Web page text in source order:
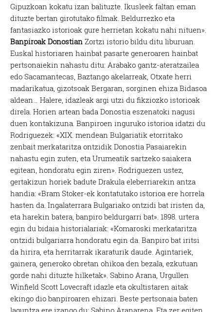
Gipuzkoan kokatu izan balituzte. Ikusleek faltan eman
dituzte bertan girotutako filmak. Beldurrezko eta
fantasiazko istorioak gure herrietan kokatu nahi nituen».
Banpiroak Donostian Zortzi istorio bildu ditu liburuan.
Euskal historiaren hainbat pasarte generoaren hainbat
pertsonaiekin nahastu ditu: Arabako gantz-ateratzailea
edo Sacamantecas, Baztango akelarreak, Otxate herri
madarikatua, gizotsoak Bergaran, sorginen ehiza Bidasoa
aldean… Halere, idazleak argi utzi du fikziozko istorioak
direla. Horien artean bada Donostia eszenatoki nagusi
duen kontakizuna. Banpiroen inguruko istorioa idatzi du
Rodriguezek: «XIX. mendean Bulgariatik etorritako
zenbait merkataritza ontzidik Donostia Pasaiarekin
nahastu egin zuten, eta Urumeatik sartzeko saiakera
egitean, hondoratu egin ziren». Rodriguezen ustez,
gertakizun horiek badute Drakula eleberriarekin antza
handia: «Bram Stoker-ek kontatutako istorioa ere horrela
hasten da. Ingalaterrara Bulgariako ontzidi bat iristen da,
eta harekin batera, banpiro beldurgarri bat». 1898. urtera
egin du bidaia historialariak: «Komaroski merkataritza
ontzidi bulgariarra hondoratu egin da. Banpiro bat iritsi
da hirira, eta herritarrak ikaraturik daude. Agintariek,
gainera, generoko obretan ohikoa den bezala, ezkutuan
gorde nahi dituzte hilketak». Sabino Arana, Urgullen
Winfield Scott Lovecraft idazle eta okultistaren aitak
ekingo dio banpiroaren ehizari. Beste pertsonaia baten
laguntza ere izango du: Sabino Aranarena. Eta zer egiten